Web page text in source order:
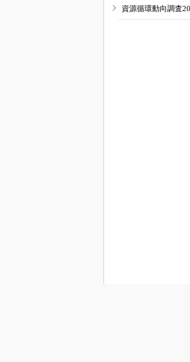
資源循環動向調査